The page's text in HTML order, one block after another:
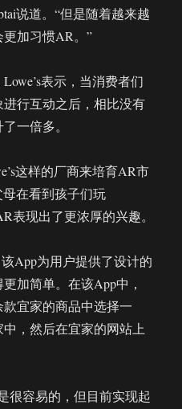
说道。“但是随着越来越
加习惯AR。”
表示，当消费者们
行互动之后，相比没有
一倍多。
这样的厂商来培育AR市
母在看到孩子们玩
表现出了更浓厚的兴趣。
App为用户提供了设计的
加简单。在该App中，
宜家的商品中选择一
，然后在宜家的网站上
很容易的，但目前实现起